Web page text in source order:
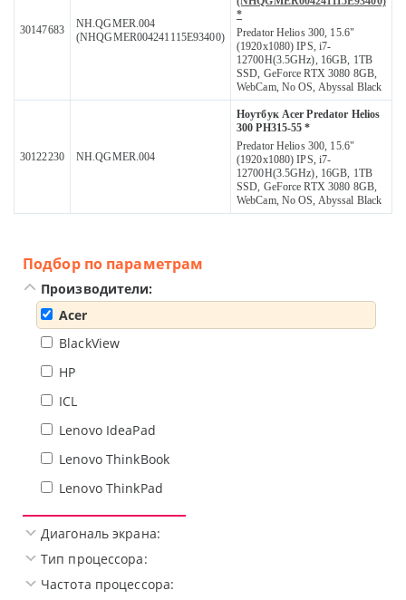
30147683
NH.QGMER.004
(NHQGMER004241115E93400)
*
Predator Helios 300, 15.6"
(1920x1080) IPS, i7-
12700H(3.5GHz), 16GB, 1TB
SSD, GeForce RTX 3080 8GB,
WebCam, No OS, Abyssal Black
30122230 NH.QGMER.004
Ноутбук Acer Predator Helios
300 PH315-55 *
Predator Helios 300, 15.6"
(1920x1080) IPS, i7-
12700H(3.5GHz), 16GB, 1TB
SSD, GeForce RTX 3080 8GB,
WebCam, No OS, Abyssal Black
Подбор по параметрам
Производители:
Acer
BlackView
HP
ICL
Lenovo IdeaPad
Lenovo ThinkBook
Lenovo ThinkPad
Диагональ экрана:
Тип процессора:
Частота процессора: